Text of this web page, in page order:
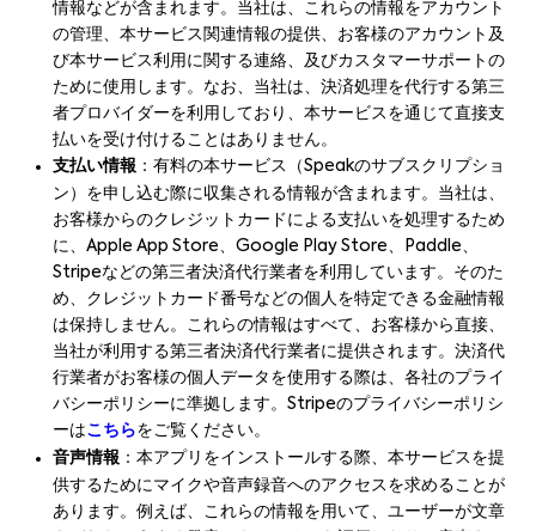
情報などが含まれます。当社は、これらの情報をアカウント
の管理、本サービス関連情報の提供、お客様のアカウント及
び本サービス利用に関する連絡、及びカスタマーサポートの
ために使用します。なお、当社は、決済処理を代行する第三
者プロバイダーを利用しており、本サービスを通じて直接支
払いを受け付けることはありません。
支払い情報 ：有料の本サービス（Speakのサブスクリプショ
ン）を申し込む際に収集される情報が含まれます。当社は、
お客様からのクレジットカードによる支払いを処理するため
に、Apple App Store、Google Play Store、Paddle、
Stripeなどの第三者決済代行業者を利用しています。そのた
め、クレジットカード番号などの個人を特定できる金融情報
は保持しません。これらの情報はすべて、お客様から直接、
当社が利用する第三者決済代行業者に提供されます。決済代
行業者がお客様の個人データを使用する際は、各社のプライ
バシーポリシーに準拠します。Stripeのプライバシーポリシ
ーはこちらをご覧ください。
音声情報 ：本アプリをインストールする際、本サービスを提
供するためにマイクや音声録音へのアクセスを求めることが
あります。例えば、これらの情報を用いて、ユーザーが文章